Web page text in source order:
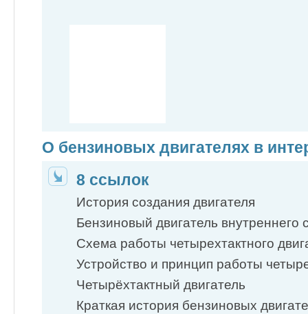
О бензиновых двигателях в
8 ссылок
История создания двигателя
Бензиновый двигатель внутреннего
Схема работы четырехтактного
Устройство и принцип работы
Четырёхтактный двигатель
Краткая история бензиновых